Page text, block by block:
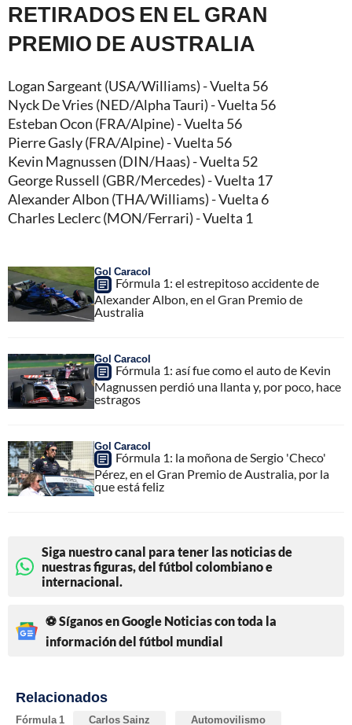
RETIRADOS EN EL GRAN
PREMIO DE AUSTRALIA
Logan Sargeant (USA/Williams) - Vuelta 56
Nyck De Vries (NED/Alpha Tauri) - Vuelta 56
Esteban Ocon (FRA/Alpine) - Vuelta 56
Pierre Gasly (FRA/Alpine) - Vuelta 56
Kevin Magnussen (DIN/Haas) - Vuelta 52
George Russell (GBR/Mercedes) - Vuelta 17
Alexander Albon (THA/Williams) - Vuelta 6
Charles Leclerc (MON/Ferrari) - Vuelta 1
Gol Caracol
Fórmula 1: el estrepitoso accidente de
Alexander Albon, en el Gran Premio de
Australia
Gol Caracol
Fórmula 1: así fue como el auto de Kevin
Magnussen perdió una llanta y, por poco, hace
estragos
Gol Caracol
Fórmula 1: la moñona de Sergio 'Checo'
Pérez, en el Gran Premio de Australia, por la
que está feliz
Siga nuestro canal para tener las noticias de
nuestras figuras, del fútbol colombiano e
internacional.
⚽ Síganos en Google Noticias con toda la
información del fútbol mundial
Relacionados
Fórmula 1 Carlos Sainz Automovilismo